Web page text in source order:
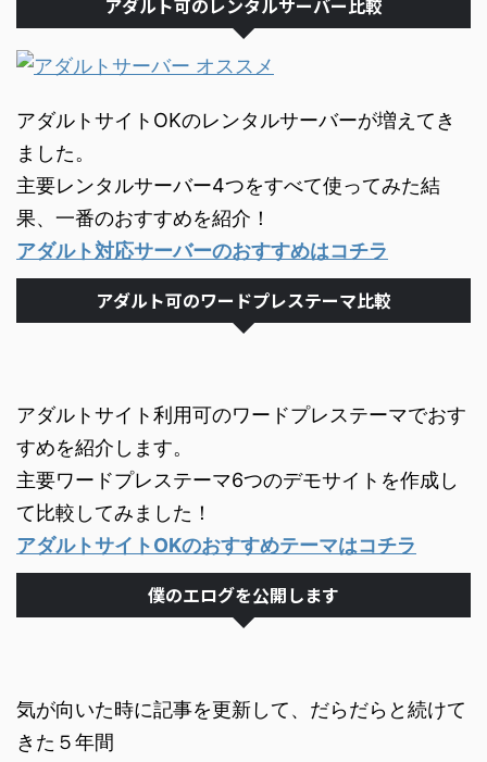
アダルト可のレンタルサーバー比較
アダルトサイトOKのレンタルサーバーが増えてき
ました。
主要レンタルサーバー4つをすべて使ってみた結
果、一番のおすすめを紹介！
アダルト対応サーバーのおすすめはコチラ
アダルト可のワードプレステーマ比較
アダルトサイト利用可のワードプレステーマでおす
すめを紹介します。
主要ワードプレステーマ6つのデモサイトを作成し
て比較してみました！
アダルトサイトOKのおすすめテーマはコチラ
僕のエログを公開します
気が向いた時に記事を更新して、だらだらと続けて
きた５年間